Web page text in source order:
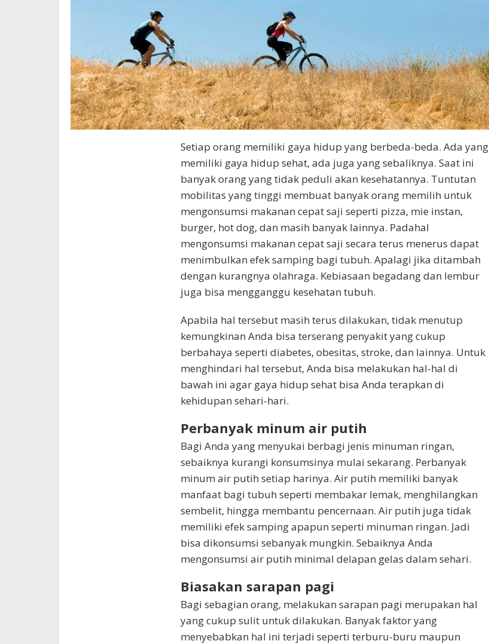
Setiap orang memiliki gaya hidup yang berbeda-beda. Ada yang
memiliki gaya hidup sehat, ada juga yang sebaliknya. Saat ini
banyak orang yang tidak peduli akan kesehatannya. Tuntutan
mobilitas yang tinggi membuat banyak orang memilih untuk
mengonsumsi makanan cepat saji seperti pizza, mie instan,
burger, hot dog, dan masih banyak lainnya. Padahal
mengonsumsi makanan cepat saji secara terus menerus dapat
menimbulkan efek samping bagi tubuh. Apalagi jika ditambah
dengan kurangnya olahraga. Kebiasaan begadang dan lembur
juga bisa mengganggu kesehatan tubuh.
Apabila hal tersebut masih terus dilakukan, tidak menutup
kemungkinan Anda bisa terserang penyakit yang cukup
berbahaya seperti diabetes, obesitas, stroke, dan lainnya. Untuk
menghindari hal tersebut, Anda bisa melakukan hal-hal di
bawah ini agar gaya hidup sehat bisa Anda terapkan di
kehidupan sehari-hari.
Perbanyak minum air putih
Bagi Anda yang menyukai berbagi jenis minuman ringan,
sebaiknya kurangi konsumsinya mulai sekarang. Perbanyak
minum air putih setiap harinya. Air putih memiliki banyak
manfaat bagi tubuh seperti membakar lemak, menghilangkan
sembelit, hingga membantu pencernaan. Air putih juga tidak
memiliki efek samping apapun seperti minuman ringan. Jadi
bisa dikonsumsi sebanyak mungkin. Sebaiknya Anda
mengonsumsi air putih minimal delapan gelas dalam sehari.
Biasakan sarapan pagi
Bagi sebagian orang, melakukan sarapan pagi merupakan hal
yang cukup sulit untuk dilakukan. Banyak faktor yang
menyebabkan hal ini terjadi seperti terburu-buru maupun